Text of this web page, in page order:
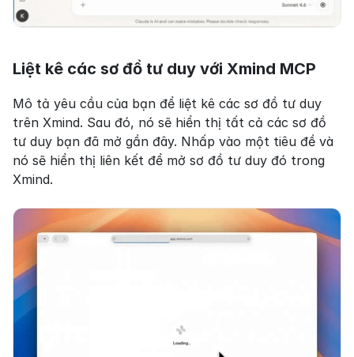
Liệt kê các sơ đồ tư duy với Xmind MCP
Mô tả yêu cầu của bạn để liệt kê các sơ đồ tư duy
trên Xmind. Sau đó, nó sẽ hiển thị tất cả các sơ đồ
tư duy bạn đã mở gần đây. Nhấp vào một tiêu đề và
nó sẽ hiển thị liên kết để mở sơ đồ tư duy đó trong
Xmind.